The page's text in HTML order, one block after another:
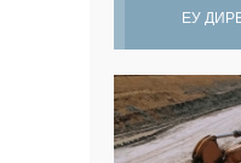
ЕУ